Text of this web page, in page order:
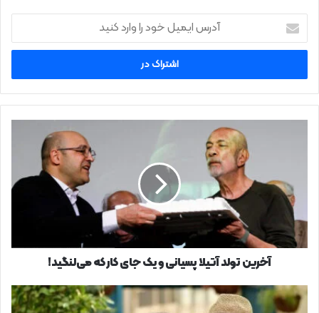
آدرس
ایمیل
خود
وارد
کنید
جای
کار
که
آخرین تولد آتیلا پسیانی و یک جای کار که می‌لنگید!
ماجرای
مواجهه